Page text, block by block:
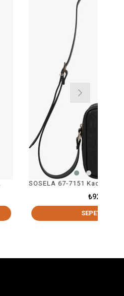
SOSELA 67-7151 Kadın Siyah Çapraz Askılı Çanta
SEPETE EKLE